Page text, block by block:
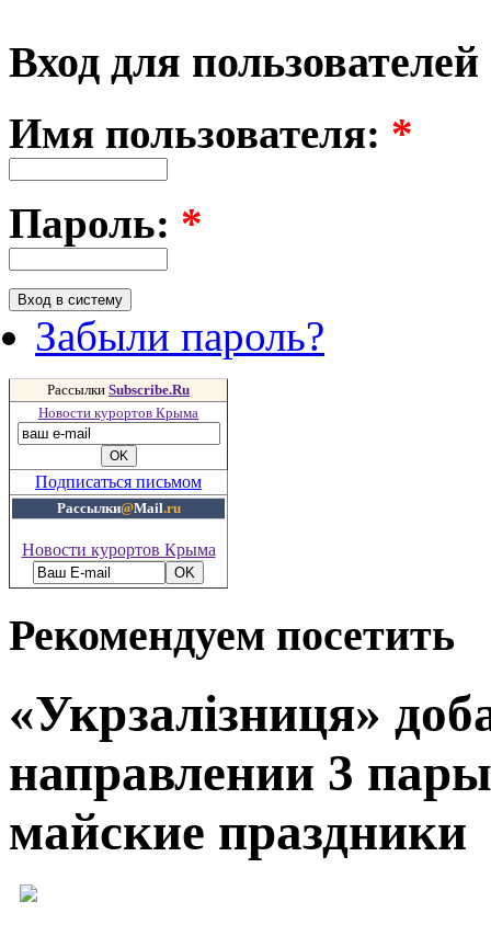
Вход для пользователей
Имя пользователя: *
Пароль: *
Забыли пароль?
Рассылки Subscribe.Ru
Новости курортов Крыма
Подписаться письмом
Рассылки@Mail.ru
Новости курортов Крыма
Рекомендуем посетить
«Укрзалізниця»
направлении 3
майские праздники